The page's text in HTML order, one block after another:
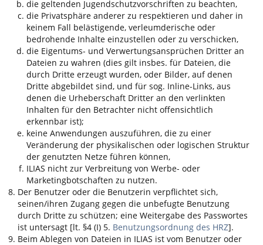
die geltenden Jugendschutzvorschriften zu beachten,
die Privatsphäre anderer zu respektieren und daher in
keinem Fall belästigende, verleumderische oder
bedrohende Inhalte einzustellen oder zu verschicken,
die Eigentums- und Verwertungsansprüchen Dritter an
Dateien zu wahren (dies gilt insbes. für Dateien, die
durch Dritte erzeugt wurden, oder Bilder, auf denen
Dritte abgebildet sind, und für sog. Inline-Links, aus
denen die Urheberschaft Dritter an den verlinkten
Inhalten für den Betrachter nicht offensichtlich
erkennbar ist);
keine Anwendungen auszuführen, die zu einer
Veränderung der physikalischen oder logischen Struktur
der genutzten Netze führen können,
ILIAS nicht zur Verbreitung von Werbe- oder
Marketingbotschaften zu nutzen.
Der Benutzer oder die Benutzerin verpflichtet sich,
seinen/ihren Zugang gegen die unbefugte Benutzung
durch Dritte zu schützen; eine Weitergabe des Passwortes
ist untersagt [lt. §4 (I) 5. Benutzungsordnung des HRZ].
Beim Ablegen von Dateien in ILIAS ist vom Benutzer oder